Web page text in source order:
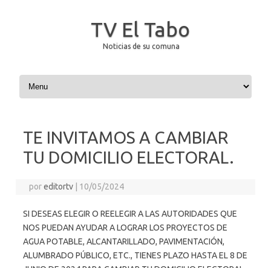
TV El Tabo
Noticias de su comuna
Saltar al contenido
TE INVITAMOS A CAMBIAR
TU DOMICILIO ELECTORAL.
poreditortv 10/05/2024
SI DESEAS ELEGIR O REELEGIR A LAS AUTORIDADES QUE
NOS PUEDAN AYUDAR A LOGRAR LOS PROYECTOS DE
AGUA POTABLE, ALCANTARILLADO, PAVIMENTACIÓN,
ALUMBRADO PÚBLICO, ETC., TIENES PLAZO HASTA EL 8 DE